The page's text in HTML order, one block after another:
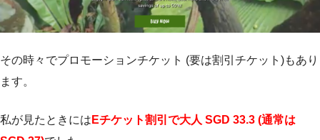
その時々でプロモーションチケット (要は割引チケット)もあり
ます。
私が見たときには Eチケット割引で大人 SGD 33.3 (通常は